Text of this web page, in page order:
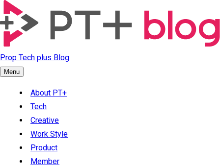
Prop Tech plus Blog
Menu
About PT+
Tech
Creative
Work Style
Product
Member